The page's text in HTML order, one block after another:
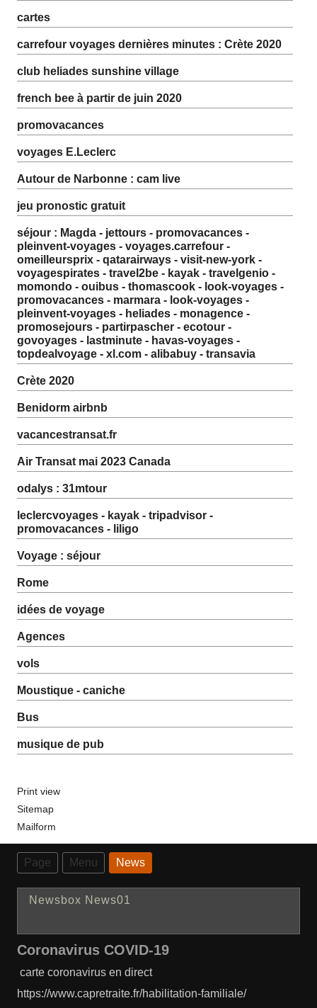
cartes
carrefour voyages dernières minutes : Crète 2020
club heliades sunshine village
french bee à partir de juin 2020
promovacances
voyages E.Leclerc
Autour de Narbonne : cam live
jeu pronostic gratuit
séjour : Magda - jettours - promovacances -
pleinvent-voyages - voyages.carrefour -
omeilleursprix - qatarairways - visit-new-york -
voyagespirates - travel2be - kayak - travelgenio -
momondo - ouibus - thomascook - look-voyages -
promovacances - marmara - look-voyages -
pleinvent-voyages - heliades - monagence -
promosejours - partirpascher - ecotour -
govoyages - lastminute - havas-voyages -
topdealvoyage - xl.com - alibabuy - transavia
Crète 2020
Benidorm airbnb
vacancestransat.fr
Air Transat mai 2023 Canada
odalys : 31mtour
leclercvoyages - kayak - tripadvisor -
promovacances - liligo
Voyage : séjour
Rome
idées de voyage
Agences
vols
Moustique - caniche
Bus
musique de pub
Print view
Sitemap
Mailform
Page Menu News
Newsbox News01
Coronavirus COVID-19
carte coronavirus en direct
https://www.capretraite.fr/habilitation-familiale/